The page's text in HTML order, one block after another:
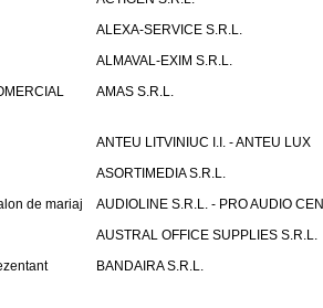
ALEXA-SERVICE S.R.L.
ALMAVAL-EXIM S.R.L.
AMAS S.R.L.
ANTEU LITVINIUC I.I. - ANTEU LUX
ASORTIMEDIA S.R.L.
de mariaj
AUDIOLINE S.R.L. - PRO AUDIO
AUSTRAL OFFICE SUPPLIES S.R.L.
BANDAIRA S.R.L.